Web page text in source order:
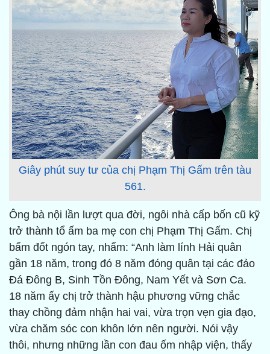
Giây phút suy tư của chị Phạm Thị Gấm trên tàu
561.
Ông bà nội lần lượt qua đời, ngôi nhà cấp bốn cũ kỹ
trở thành tổ ấm ba mẹ con chị Phạm Thị Gấm. Chị
bấm đốt ngón tay, nhẩm: “Anh làm lính Hải quân
gần 18 năm, trong đó 8 năm đóng quân tại các đảo
Đá Đông B, Sinh Tồn Đông, Nam Yết và Sơn Ca.
18 năm ấy chị trở thành hậu phương vững chắc
thay chồng đảm nhận hai vai, vừa trọn vẹn gia đạo,
vừa chăm sóc con khôn lớn nên người. Nói vậy
thôi, nhưng những lần con đau ốm nhập viện, thấy